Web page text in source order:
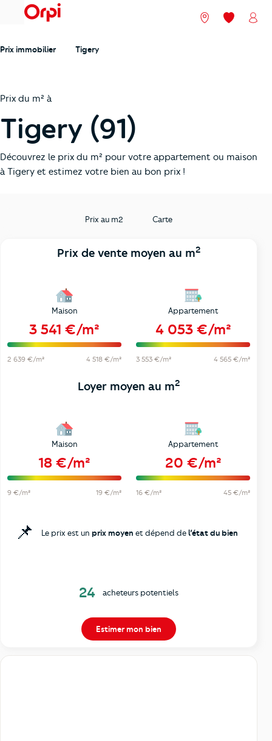
menu Nos agences
Mes
Prix immobilier Tigery
Prix du m² à
Tigery (91)
Découvrez le prix du m² pour votre appartement ou maison
à Tigery et estimez votre bien au bon prix !
Prix au m2 Carte
Prix de vente moyen au m2
Maison
3 541 €/m²
2 639 €/m² 4 518 €/m²
Appartement
4 053 €/m²
3 553 €/m² 4 565 €/m²
Loyer moyen au m2
Maison
18 €/m²
9 €/m² 19 €/m²
Appartement
20 €/m²
16 €/m² 45 €/m²
📌 Le prix est un prix moyen et dépend del’état du bien
24 acheteurs potentiels
Estimer mon bien